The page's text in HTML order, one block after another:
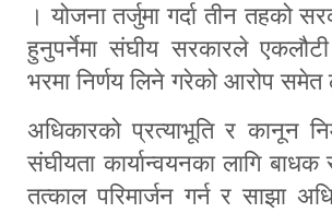
। योजना तर्जुमा गर्दा तीन तहको
हुनुपर्नेमा संघीय सरकारले
भरमा निर्णय लिने गरेको आरोप समेत
अधिकारको प्रत्याभूति र कानून
संघीयता कार्यान्वयनका लागि
तत्काल परिमार्जन गर्न र साझा